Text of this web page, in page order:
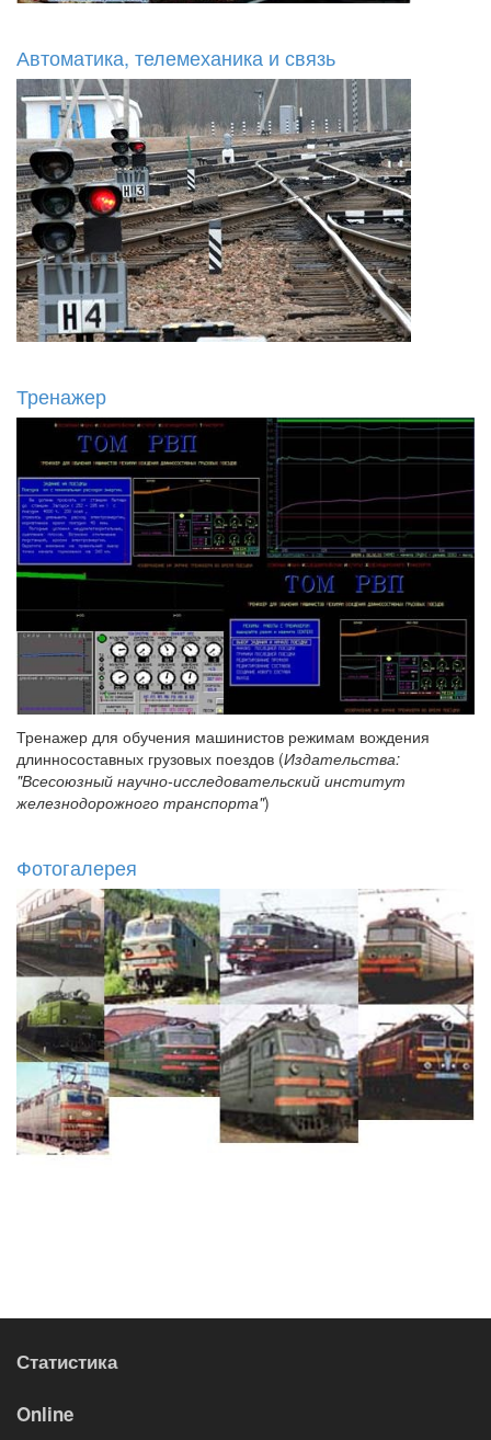
Автоматика, телемеханика и связь
Тренажер
Тренажер для обучения машинистов режимам вождения
длинносоставных грузовых поездов (Издательства:
"Всесоюзный научно-исследовательский институт
железнодорожного транспорта")
Фотогалерея
Статистика
Online